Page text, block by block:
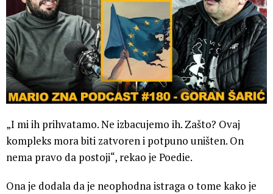
„I mi ih prihvatamo. Ne izbacujemo ih. Zašto? Ovaj
kompleks mora biti zatvoren i potpuno uništen. On
nema pravo da postoji“, rekao je Poedie.
Ona je dodala da je neophodna istraga o tome kako je